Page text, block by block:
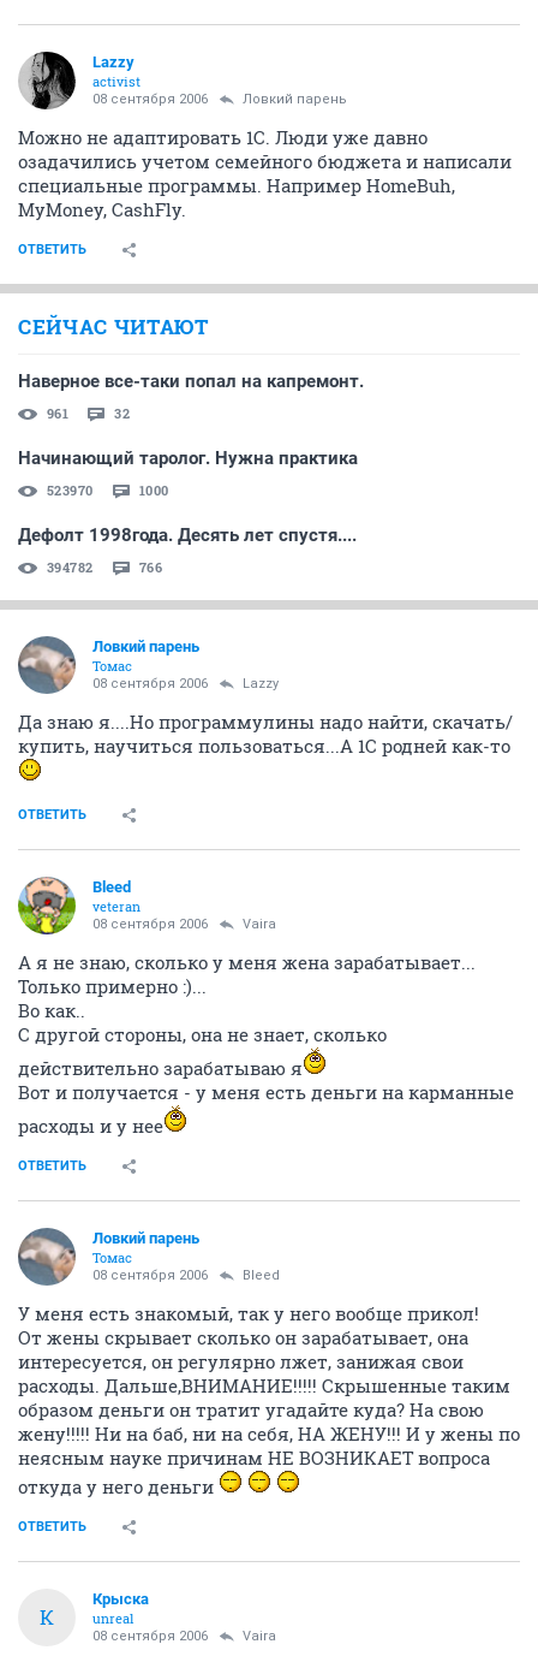
Lazzy
activist
08 сентября 2006 Ловкий парень
Можно не адаптировать 1С. Люди уже давно
озадачились учетом семейного бюджета и написали
специальные программы. Например HomeBuh,
MyMoney, CashFly.
ОТВЕТИТЬ
СЕЙЧАС ЧИТАЮТ
Наверное все-таки попал на капремонт.
961 32
Начинающий таролог. Нужна практика
523970 1000
Дефолт 1998года. Десять лет спустя....
394782 766
Ловкий парень
Томас
08 сентября 2006 Lazzy
Да знаю я....Но программулины надо найти, скачать/
купить, научиться пользоваться...А 1С родней как-то
ОТВЕТИТЬ
Bleed
veteran
08 сентября 2006 Vaira
А я не знаю, сколько у меня жена зарабатывает...
Только примерно :)...
Во как..
С другой стороны, она не знает, сколько
действительно зарабатываю я
Вот и получается - у меня есть деньги на карманные
расходы и у нее
ОТВЕТИТЬ
Ловкий парень
Томас
08 сентября 2006 Bleed
У меня есть знакомый, так у него вообще прикол!
От жены скрывает сколько он зарабатывает, она
интересуется, он регулярно лжет, занижая свои
расходы. Дальше,ВНИМАНИЕ!!!!! Скрышенные таким
образом деньги он тратит угадайте куда? На свою
жену!!!!! Ни на баб, ни на себя, НА ЖЕНУ!!! И у жены по
неясным науке причинам НЕ ВОЗНИКАЕТ вопроса
откуда у него деньги
ОТВЕТИТЬ
К
Крыска
unreal
08 сентября 2006 Vaira